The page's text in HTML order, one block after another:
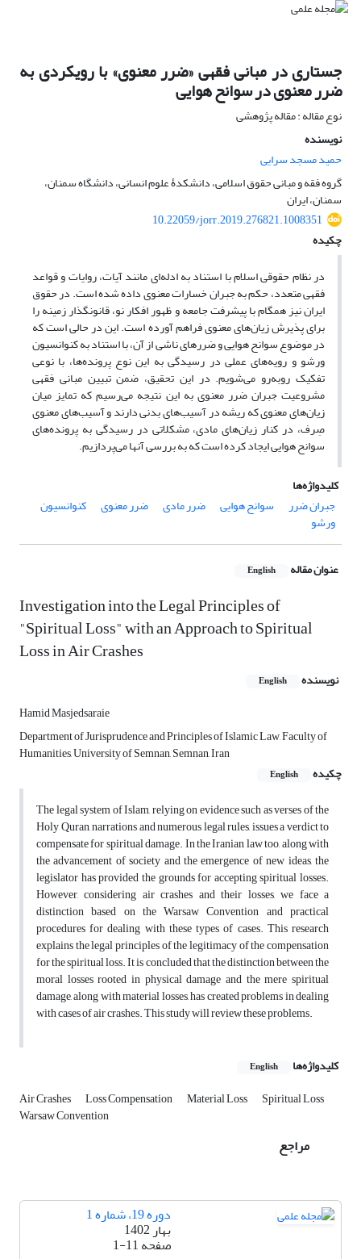
جستاری در مبانی فقهی «ضرر معنوی» با رویکردی به
ضرر معنوی در سوانح هوایی
نوع مقاله : مقاله پژوهشی
نویسنده
حمید مسجد سرایی
گروه فقه و مبانی حقوق اسلامی، دانشکدۀ علوم انسانی، دانشگاه سمنان،
سمنان، ایران
10.22059/jorr.2019.276821.1008351
چکیده
در نظام حقوقی اسلام با استناد به ادله‌ای مانند آیات، روایات و قواعد
فقهی متعدد، حکم به جبران خسارات معنوی داده شده است. در حقوق
ایران نیز همگام با پیشرفت جامعه و ظهور افکار نو، قانونگذار زمینه را
برای پذیرش زیان‌های معنوی فراهم آورده است. این در حالی است که
در موضوع سوانح هوایی و ضررهای ناشی از آن، با استناد به کنوانسیون
ورشو و رویه‌های عملی در رسیدگی به این نوع پرونده‌ها، با نوعی
تفکیک روبه‌رو می‌شویم. در این تحقیق، ضمن تبیین مبانی فقهی
مشروعیت جبران ضرر معنوی به این نتیجه می‌رسیم که تمایز میان
زیان‌های معنوی که ریشه در آسیب‌های بدنی دارند و آسیب‌های معنوی
صِرف، در کنار زیان‌های مادی، مشکلاتی در رسیدگی به پرونده‌های
سوانح هوایی ایجاد کرده است که به بررسی آنها می‌پردازیم.
کلیدواژه‌ها
جبران ضرر
سوانح هوایی ضرر مادی ضرر معنوی کنوانسیون
ورشو
عنوان مقاله English
Investigation into the Legal Principles of
"Spiritual Loss" with an Approach to Spiritual
Loss in Air Crashes
نویسنده English
Hamid Masjedsaraie
Department of Jurisprudence and Principles of Islamic Law, Faculty of
Humanities, University of Semnan, Semnan, Iran
چکیده
English
The legal system of Islam, relying on evidence such as verses of the
Holy Quran, narrations and numerous legal rules, issues a verdict to
compensate for spiritual damage. In the Iranian law too, along with
the advancement of society and the emergence of new ideas, the
legislator has provided the grounds for accepting spiritual losses.
However, considering air crashes and their losses, we face a
distinction based on the Warsaw Convention and practical
procedures for dealing with these types of cases. This research
explains the legal principles of the legitimacy of the compensation
for the spiritual loss. It is concluded that the distinction between the
moral losses rooted in physical damage and the mere spiritual
damage, along with material losses, has created problems in dealing
with cases of air crashes. This study will review these problems.
کلیدواژه‌ها English
Air Crashes Loss Compensation Material Loss Spiritual Loss
Warsaw Convention
مراجع
دوره 19، شماره 1
بهار 1402
صفحه1-11